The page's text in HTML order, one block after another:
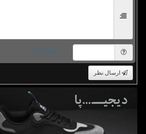
= ۶ بعلاوه ۵
ارسال نظر